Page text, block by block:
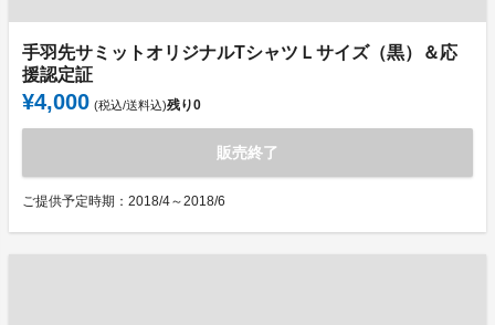
手羽先サミットオリジナルTシャツＬサイズ（黒）＆応
援認定証
¥4,000 (税込/送料込)残り0
販売終了
ご提供予定時期：2018/4～2018/6